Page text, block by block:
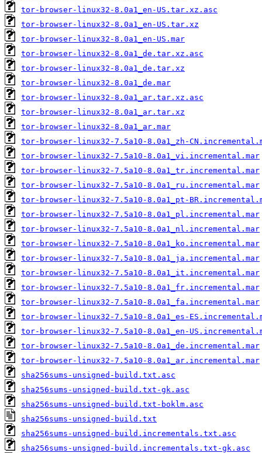
tor-browser-linux32-8.0a1_en-US.tar.xz.asc
tor-browser-linux32-8.0a1_en-US.tar.xz
tor-browser-linux32-8.0a1_en-US.mar
tor-browser-linux32-8.0a1_de.tar.xz.asc
tor-browser-linux32-8.0a1_de.tar.xz
tor-browser-linux32-8.0a1_de.mar
tor-browser-linux32-8.0a1_ar.tar.xz.asc
tor-browser-linux32-8.0a1_ar.tar.xz
tor-browser-linux32-8.0a1_ar.mar
tor-browser-linux32-7.5a10-8.0a1_zh-
tor-browser-linux32-7.5a10-8.0a1_vi.incremental.mar
tor-browser-linux32-7.5a10-8.0a1_tr.incremental.mar
tor-browser-linux32-7.5a10-8.0a1_ru.incremental.mar
tor-browser-linux32-7.5a10-8.0a1_pt-
tor-browser-linux32-7.5a10-8.0a1_pl.incremental.mar
tor-browser-linux32-7.5a10-8.0a1_nl.incremental.mar
tor-browser-linux32-7.5a10-8.0a1_ko.incremental.mar
tor-browser-linux32-7.5a10-8.0a1_ja.incremental.mar
tor-browser-linux32-7.5a10-8.0a1_it.incremental.mar
tor-browser-linux32-7.5a10-8.0a1_fr.incremental.mar
tor-browser-linux32-7.5a10-8.0a1_fa.incremental.mar
tor-browser-linux32-7.5a10-8.0a1_es-
tor-browser-linux32-7.5a10-8.0a1_en-
tor-browser-linux32-7.5a10-8.0a1_de.incremental.mar
tor-browser-linux32-7.5a10-8.0a1_ar.incremental.mar
sha256sums-unsigned-build.txt.asc
sha256sums-unsigned-build.txt-gk.asc
sha256sums-unsigned-build.txt-boklm.asc
sha256sums-unsigned-build.txt
sha256sums-unsigned-build.incrementals.txt.asc
sha256sums-unsigned-build.incrementals.txt-gk.asc